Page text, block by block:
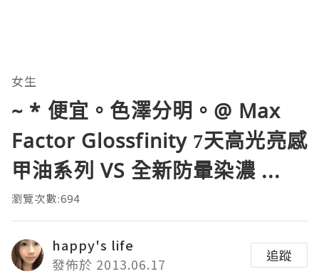
女生
~ * 便宜。色澤分明。@ Max
Factor Glossfinity 7天高光亮感
甲油系列 VS 全新防暈染濃 ...
瀏覽次數:694
happy's life
發佈於 2013.06.17
追蹤